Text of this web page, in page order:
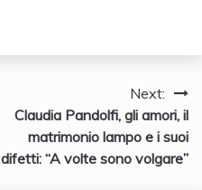
Next:
Claudia Pandolfi, gli amori, il
matrimonio lampo e i suoi
difetti: “A volte sono volgare”